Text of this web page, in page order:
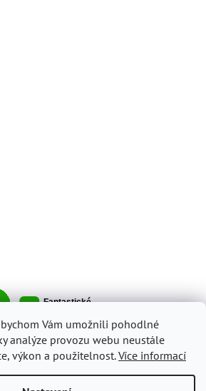
Vám umožnili pohodlné
analýze provozu webu neustále
výkon a použitelnost.Více informací